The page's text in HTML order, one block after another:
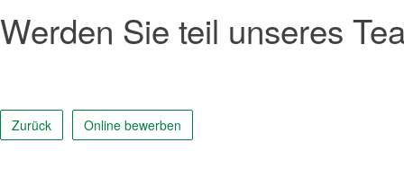
Werden Sie teil unseres
Zurück Online bewerben